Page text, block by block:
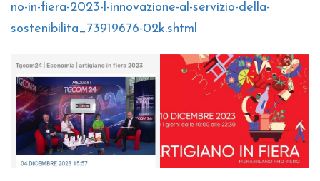
no-in-fiera-2023-l-innovazione-al-servizio-della-
sostenibilita_73919676-02k.shtml